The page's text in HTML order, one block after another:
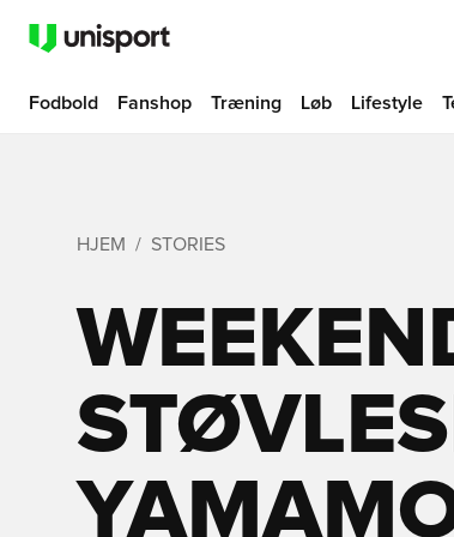
Fodbold Fanshop Træning Løb Lifestyle
HJEM STORIES